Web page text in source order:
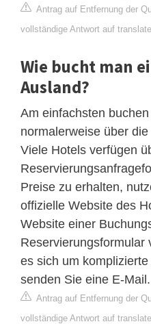
Antrag auf Entfernung der
vollständige Antwort auf
Wie bucht man
Ausland?
Am einfachsten
normalerweise über
Viele Hotels verfügen
Preise zu erhalten,
offizielle Website des
Website einer
Reservierungsformular
es sich um
senden Sie eine E-Mail.
Antrag auf Entfernung der
vollständige Antwort auf